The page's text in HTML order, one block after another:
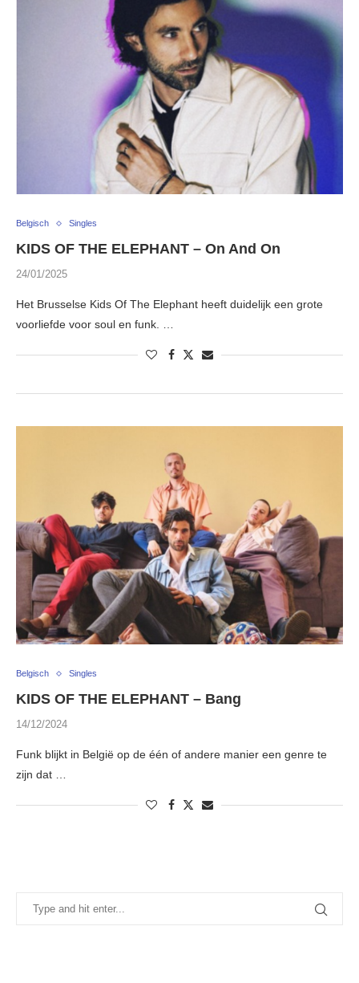
Belgisch Singles
KIDS OF THE ELEPHANT – On And On
24/01/2025
Het Brusselse Kids Of The Elephant heeft duidelijk een grote
voorliefde voor soul en funk. …
Belgisch Singles
KIDS OF THE ELEPHANT – Bang
14/12/2024
Funk blijkt in België op de één of andere manier een genre te
zijn dat …